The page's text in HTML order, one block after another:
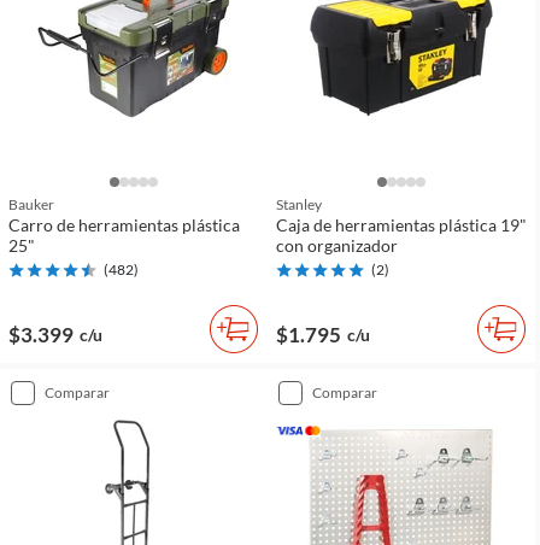
Bauker
Carro de herramientas plástica
25"
(482)
$3.399 c/u
Stanley
Caja de herramientas plástica 19"
con organizador
(2)
$1.795 c/u
comparar comparar